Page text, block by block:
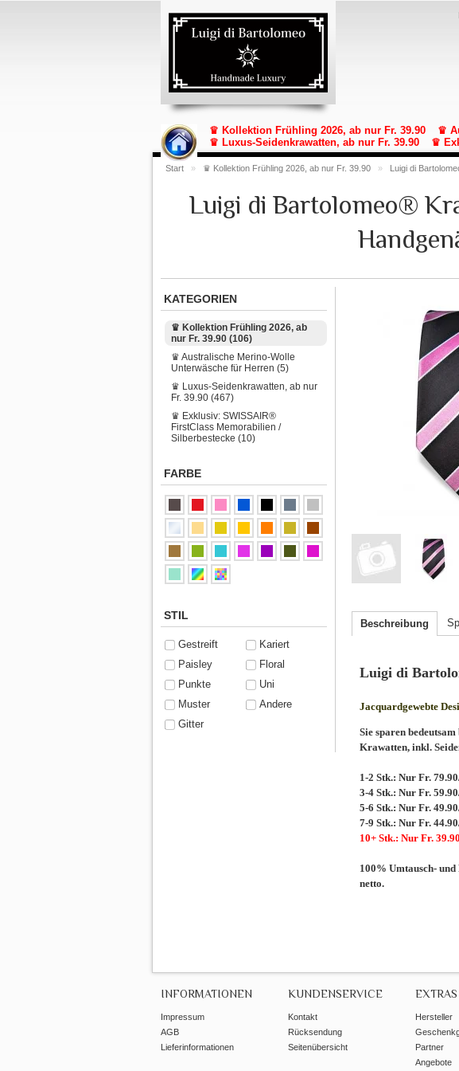
♛ Kollektion Frühling 2026, ab nur Fr. 39.90
♛
♛ Luxus-Seidenkrawatten, ab nur Fr. 39.90
♛
Start » ♛ Kollektion Frühling 2026, ab nur Fr. 39.90 » Luigi di
Luigi di Bartolomeo®
Beschreibung
Luigi di
Jacquardgewebte
Sie sparen
Krawatten, inkl.
1-2 Stk.: Nur Fr.
3-4 Stk.: Nur Fr.
5-6 Stk.: Nur Fr.
7-9 Stk.: Nur Fr.
10+ Stk.: Nur Fr.
100% Umtausch-
netto.
KATEGORIEN
♛ Kollektion Frühling 2026, ab
nur Fr. 39.90 (106)
♛ Australische Merino-Wolle
Unterwäsche für Herren (5)
♛ Luxus-Seidenkrawatten, ab nur
Fr. 39.90 (467)
♛ Exklusiv: SWISSAIR®
FirstClass Memorabilien /
Silberbestecke (10)
FARBE
STIL
Gestreift
Kariert
Paisley
Floral
Punkte
Uni
Muster
Andere
Gitter
INFORMATIONEN
Impressum
AGB
Lieferinformationen
KUNDENSERVICE
Kontakt
Rücksendung
Seitenübersicht
EXTRAS
Hersteller
Partner
Angebote